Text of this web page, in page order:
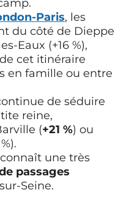
Paris, les
du côté de Dieppe
Eaux (+16 %),
cet itinéraire
en famille ou entre
de séduire
reine,
(+21 %) ou
connaît une très
passages
Seine.